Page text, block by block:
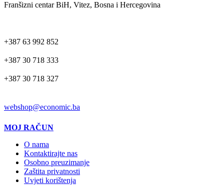
Franšizni centar BiH, Vitez, Bosna i Hercegovina
+387 63 992 852
+387 30 718 333
+387 30 718 327
webshop@economic.ba
MOJ RAČUN
O nama
Kontaktirajte nas
Osobno preuzimanje
Zaštita privatnosti
Uvjeti korištenja